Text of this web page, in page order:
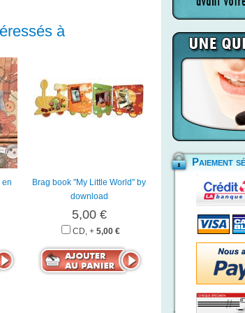
à
en
Brag book "My Little World" by
download
5,00 €
CD, + 5,00 €
Paiement